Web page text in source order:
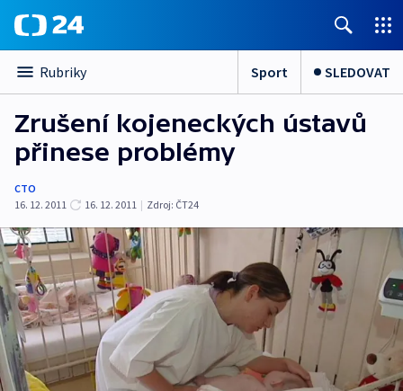
Rubriky Sport SLEDOVAT
Zrušení kojeneckých ústavů
přinese problémy
CTO
16. 12. 2011
16. 12. 2011 | Zdroj: ČT24